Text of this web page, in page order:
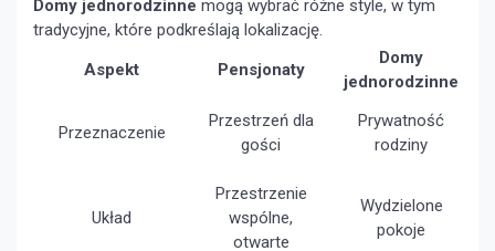
Domy jednorodzinne mogą wybrać różne style, w tym
tradycyjne, które podkreślają lokalizację.
Aspekt
Pensjonaty
Domy
jednorodzinne
Przeznaczenie
Przestrzeń dla
gości
Prywatność
rodziny
Układ
Przestrzenie
wspólne,
otwarte
Wydzielone
pokoje